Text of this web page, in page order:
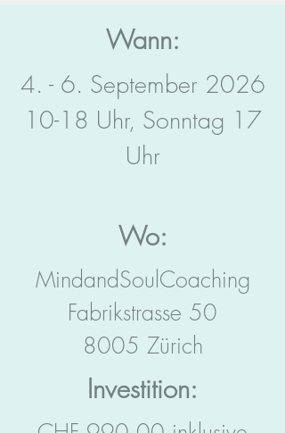
Wann:
4. - 6. September 2026
10-18 Uhr, Sonntag 17
Uhr
Wo:
MindandSoulCoaching
Fabrikstrasse 50
8005 Zürich
Investition: